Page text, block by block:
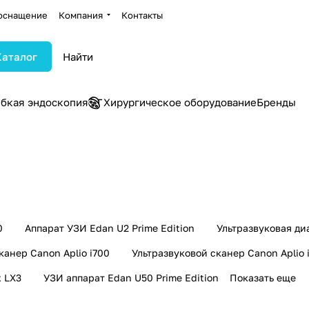
Компания Контакты
эндоскопия Хирургическое оборудованиеБренды
Аппарат УЗИ Edan U2 Prime Edition Ультразвуковая
Canon Aplio i700 Ультразвуковой сканер Canon Aplio
LX3 УЗИ аппарат Edan U50 Prime Edition Показать еще